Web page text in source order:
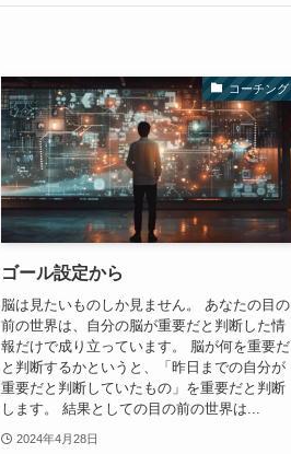
コーチング
ゴール設定から
脳は見たいものしか見ません。 あなたの目の
前の世界は、自分の脳が重要だと判断した情
報だけで成り立っています。 脳が何を重要だ
と判断するかというと、「昨日までの自分が
重要だと判断していたもの」を重要だと判断
します。 結果としての目の前の世界は...
2024年4月28日